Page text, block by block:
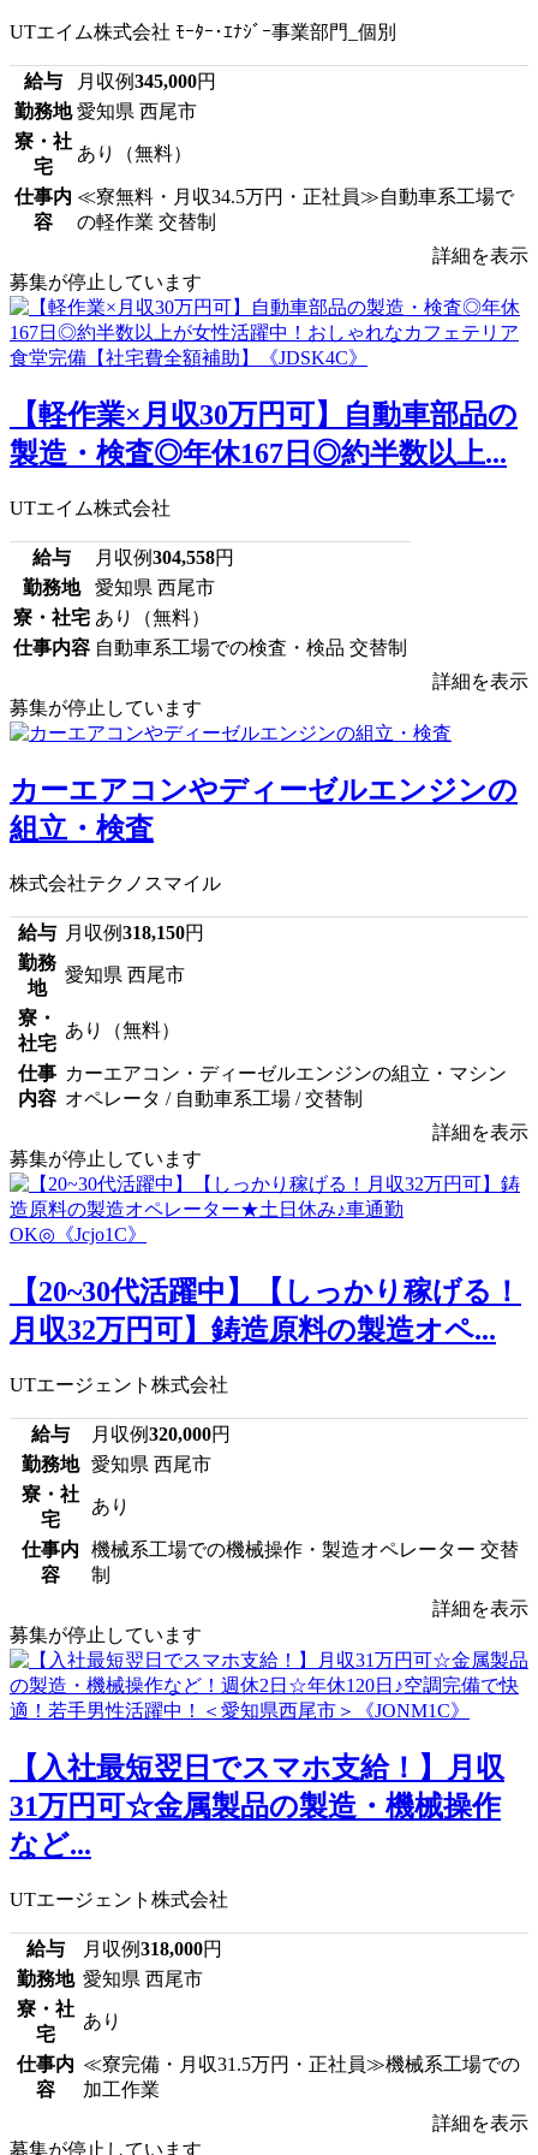
UTエイム株式会社 ﾓｰﾀｰ･ｴﾅｼﾞｰ事業部門_個別
給与 月収例345,000円
勤務地 愛知県 西尾市
寮・社
宅
あり（無料）
仕事内
容
≪寮無料・月収34.5万円・正社員≫自動車系工場で
の軽作業 交替制
詳細を表示
募集が停止しています
【軽作業×月収30万円可】自動車部品の
製造・検査◎年休167日◎約半数以上...
UTエイム株式会社
給与 月収例304,558円
勤務地
愛知県 西尾市
寮・社宅 あり（無料）
仕事内容 自動車系工場での検査・検品 交替制
詳細を表示
募集が停止しています
カーエアコンやディーゼルエンジンの
組立・検査
株式会社テクノスマイル
給与 月収例318,150円
勤務
地
愛知県 西尾市
寮・
社宅
あり（無料）
仕事
内容
カーエアコン・ディーゼルエンジンの組立・マシン
オペレータ / 自動車系工場 / 交替制
詳細を表示
募集が停止しています
【20~30代活躍中】【しっかり稼げる！
月収32万円可】鋳造原料の製造オペ...
UTエージェント株式会社
給与 月収例320,000円
勤務地
愛知県 西尾市
寮・社
宅
あり
仕事内
容
機械系工場での機械操作・製造オペレーター 交替
制
詳細を表示
募集が停止しています
【入社最短翌日でスマホ支給！】月収
31万円可☆金属製品の製造・機械操作
など...
UTエージェント株式会社
給与 月収例318,000円
勤務地 愛知県 西尾市
寮・社
宅
あり
仕事内
容
≪寮完備・月収31.5万円・正社員≫機械系工場での
加工作業
詳細を表示
募集が停止しています